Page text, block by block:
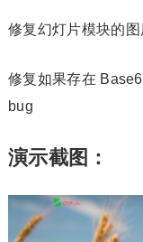
修复幻灯片模块的
修复如果存在
bug
演示截图：